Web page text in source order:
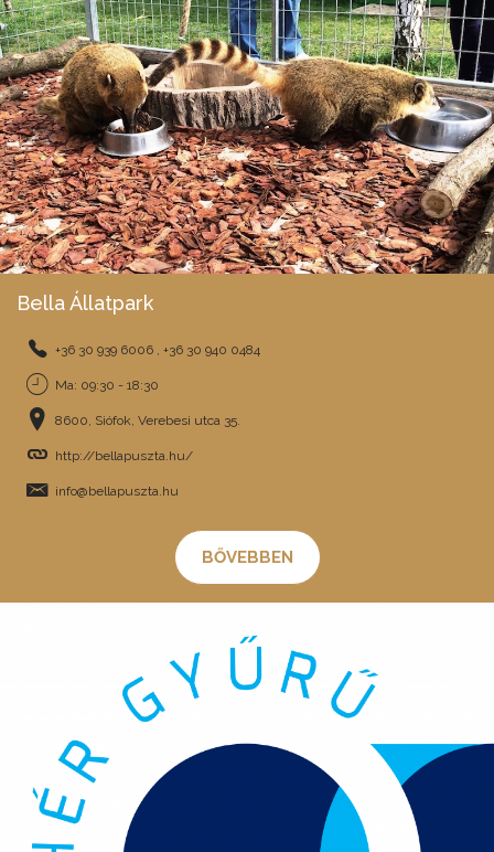
Bella Állatpark
+36 30 939 6006 , +36 30 940 0484
Ma: 09:30 - 18:30
8600, Siófok, Verebesi utca 35.
http://bellapuszta.hu/
info@bellapuszta.hu
BŐVEBBEN